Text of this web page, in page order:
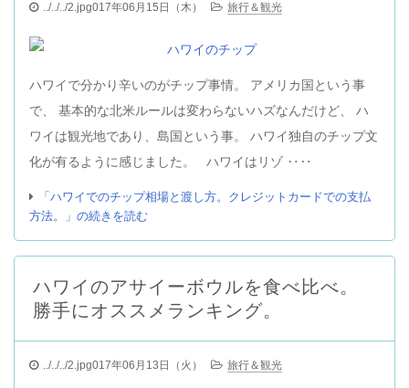
../../../2.jpg017年06月15日（木） 旅行＆観光
ハワイで分かり辛いのがチップ事情。 アメリカ国という事
で、 基本的な北米ルールは変わらないハズなんだけど、 ハ
ワイは観光地であり、島国という事。 ハワイ独自のチップ文
化が有るように感じました。 ハワイはリゾ ‥‥
「ハワイでのチップ相場と渡し方。クレジットカードでの支払
方法。」の続きを読む
ハワイのアサイーボウルを食べ比べ。
勝手にオススメランキング。
../../../2.jpg017年06月13日（火） 旅行＆観光